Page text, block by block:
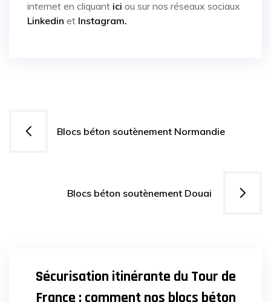
internet en cliquant ici ou sur nos réseaux sociaux
Linkedin et Instagram.
Navigation
Blocs béton soutènement Normandie
Blocs béton soutènement Douai
Sécurisation itinérante du Tour de
France : comment nos blocs béton